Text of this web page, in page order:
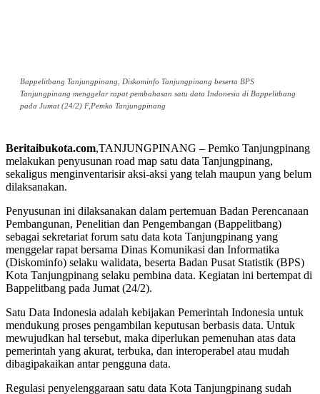
Bappelitbang Tanjungpinang, Diskominfo Tanjungpinang beserta BPS
Tanjungpinang menggelar rapat pembahasan satu data Indonesia di Bappelitbang
pada Jumat (24/2) F,Pemko Tanjungpinang
Beritaibukota.com,TANJUNGPINANG – Pemko Tanjungpinang
melakukan penyusunan road map satu data Tanjungpinang,
sekaligus menginventarisir aksi-aksi yang telah maupun yang belum
dilaksanakan.
Penyusunan ini dilaksanakan dalam pertemuan Badan Perencanaan
Pembangunan, Penelitian dan Pengembangan (Bappelitbang)
sebagai sekretariat forum satu data kota Tanjungpinang yang
menggelar rapat bersama Dinas Komunikasi dan Informatika
(Diskominfo) selaku walidata, beserta Badan Pusat Statistik (BPS)
Kota Tanjungpinang selaku pembina data. Kegiatan ini bertempat di
Bappelitbang pada Jumat (24/2).
Satu Data Indonesia adalah kebijakan Pemerintah Indonesia untuk
mendukung proses pengambilan keputusan berbasis data. Untuk
mewujudkan hal tersebut, maka diperlukan pemenuhan atas data
pemerintah yang akurat, terbuka, dan interoperabel atau mudah
dibagipakaikan antar pengguna data.
Regulasi penyelenggaraan satu data Kota Tanjungpinang sudah